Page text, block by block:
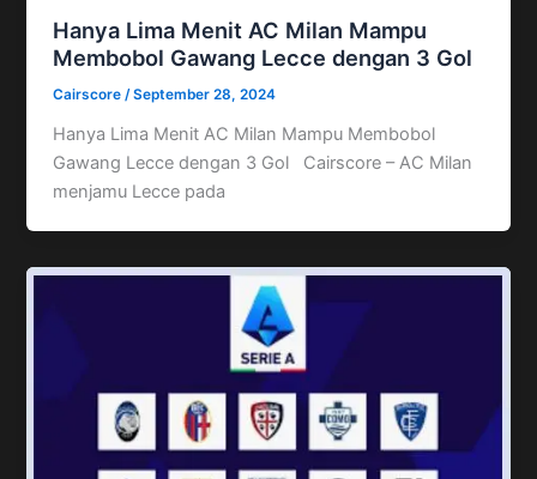
Hanya Lima Menit AC Milan Mampu
Membobol Gawang Lecce dengan 3 Gol
Cairscore /September 28, 2024
Hanya Lima Menit AC Milan Mampu Membobol
Gawang Lecce dengan 3 Gol Cairscore – AC Milan
menjamu Lecce pada